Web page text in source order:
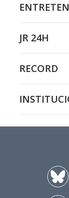
JR 24H
RECORD